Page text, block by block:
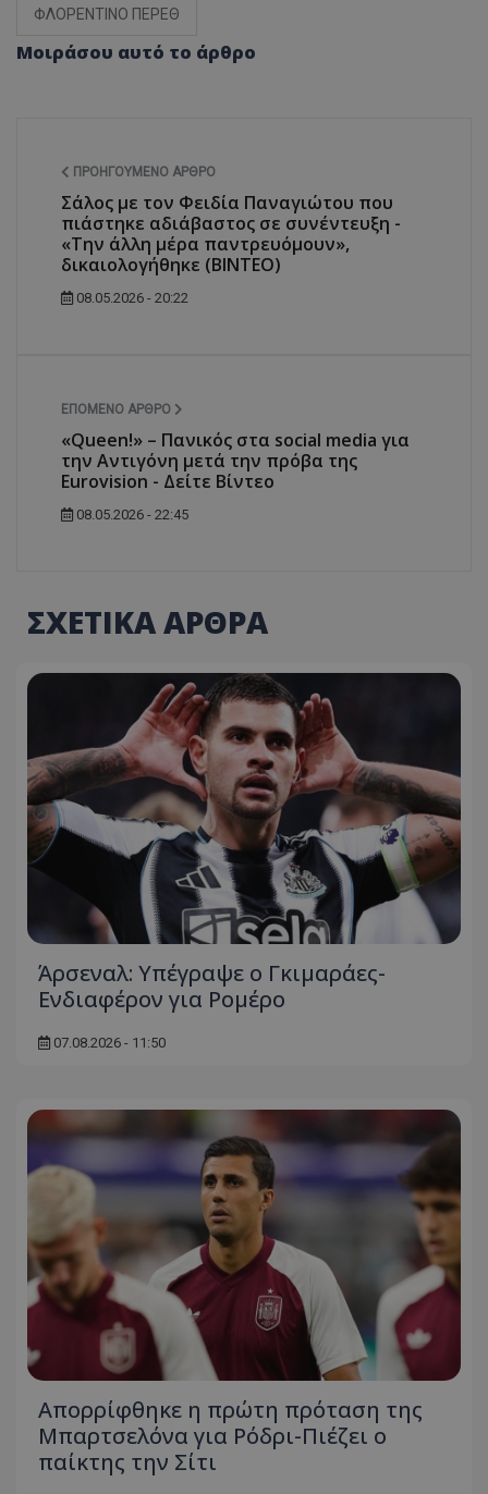
ΦΛΟΡΕΝΤΙΝΟ ΠΕΡΕΘ
Μοιράσου αυτό το άρθρο
ΠΡΟΗΓΟΎΜΕΝΟ ΆΡΘΡΟ
Σάλος με τον Φειδία Παναγιώτου που
πιάστηκε αδιάβαστος σε συνέντευξη -
«Την άλλη μέρα παντρευόμουν»,
δικαιολογήθηκε (ΒΙΝΤΕΟ)
08.05.2026 - 20:22
ΕΠΌΜΕΝΟ ΆΡΘΡΟ
«Queen!» – Πανικός στα social media για
την Αντιγόνη μετά την πρόβα της
Eurovision - Δείτε Βίντεο
08.05.2026 - 22:45
ΣΧΕΤΙΚΑ ΑΡΘΡΑ
Άρσεναλ: Υπέγραψε ο Γκιμαράες-
Ενδιαφέρον για Ρομέρο
07.08.2026 - 11:50
Απορρίφθηκε η πρώτη πρόταση της
Μπαρτσελόνα για Ρόδρι-Πιέζει ο
παίκτης την Σίτι